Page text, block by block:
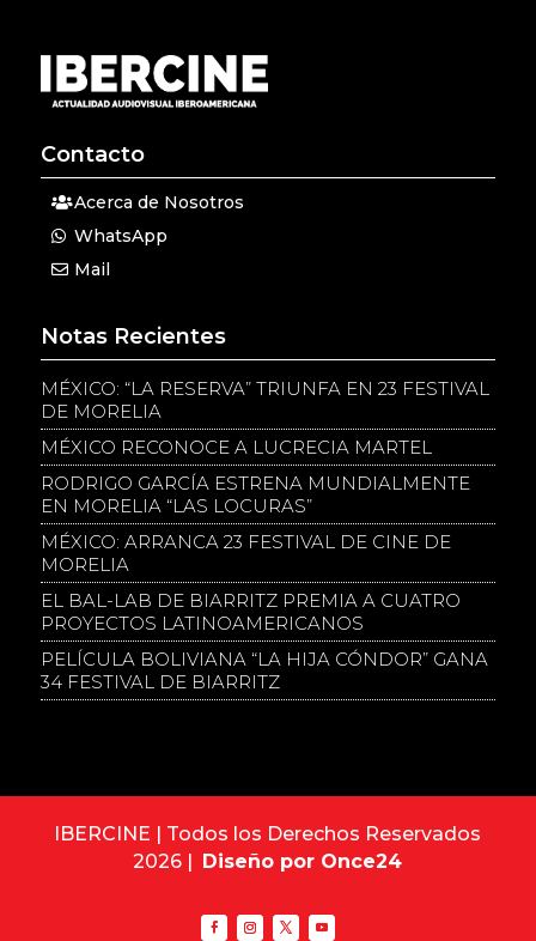
Contacto
Acerca de Nosotros
WhatsApp
Mail
Notas Recientes
MÉXICO: “LA RESERVA” TRIUNFA EN 23 FESTIVAL
DE MORELIA
MÉXICO RECONOCE A LUCRECIA MARTEL
RODRIGO GARCÍA ESTRENA MUNDIALMENTE
EN MORELIA “LAS LOCURAS”
MÉXICO: ARRANCA 23 FESTIVAL DE CINE DE
MORELIA
EL BAL-LAB DE BIARRITZ PREMIA A CUATRO
PROYECTOS LATINOAMERICANOS
PELÍCULA BOLIVIANA “LA HIJA CÓNDOR” GANA
34 FESTIVAL DE BIARRITZ
IBERCINE | Todos los Derechos Reservados
2026 | Diseño por Once24